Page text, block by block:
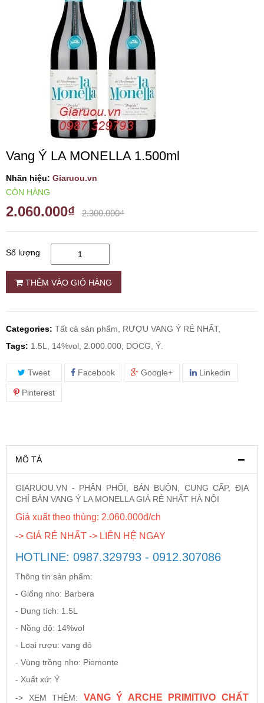
VANG TÂY BAN NHA
RƯỢU VANG MỸ
RƯỢU VANG NGỌT
RƯỢU VANG BỊCH
RƯỢU VANG ÚC
RƯỢU VANG ÁO
RƯỢU CHAMPANGNE
RƯỢU XO BRANDY
RƯỢU COGNAC
BIA NGOẠI
TRỐNG RƯỢU
Rượu Vang Argentina
VANG CANADA ICEWINE
RƯỢU VANG NAM PHI
Rượu Vang BỒ ĐÀO NHA
RƯỢU VANG ROMANIA GIÁ CỰC RẺ
Vang Ý LA MONELLA 1.500ml
Nhãn hiệu: Giaruou.vn
CÒN HÀNG
2.060.000₫ 2.300.000₫
Số lượng
THÊM VÀO GIỎ HÀNG
Categories: Tất cả sản phẩm,
RƯỢU VANG Ý RẺ NHẤT,
Tags: 1.5L, 14%vol, 2.000.000, DOCG, Ý.
Tweet Facebook Google+ Linkedin
Pinterest
MÔ TẢ
GIARUOU.VN - PHÂN PHỐI, BÁN BUÔN, CUNG CẤP, ĐỊA
CHỈ BÁN VANG Ý LA MONELLA GIÁ RẺ NHẤT HÀ NỘI
Giá xuất theo thùng: 2.060.000đ/ch
-> GIÁ RẺ NHẤT -> LIÊN HỆ NGAY
HOTLINE: 0987.329793 - 0912.307086
Thông tin sản phẩm:
- Giống nho: Barbera
- Dung tích: 1.5L
- Nồng độ: 14%vol
- Loại rượu: vang đỏ
- Vùng trồng nho: Piemonte
- Xuất xứ: Ý
-> XEM THÊM: VANG Ý ARCHE PRIMITIVO CHẤT